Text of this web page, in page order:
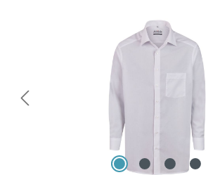
Bildergalerie überspringen